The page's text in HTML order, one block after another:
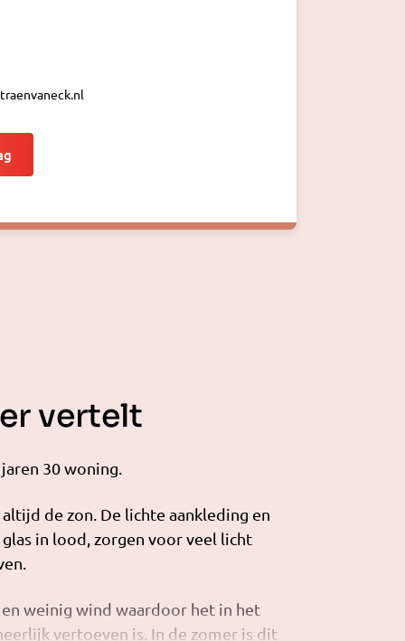
vertelt
30 woning.
de zon. De lichte aankleding en
in lood, zorgen voor veel licht
weinig wind waardoor het in het
vertoeven is. In de zomer is dit